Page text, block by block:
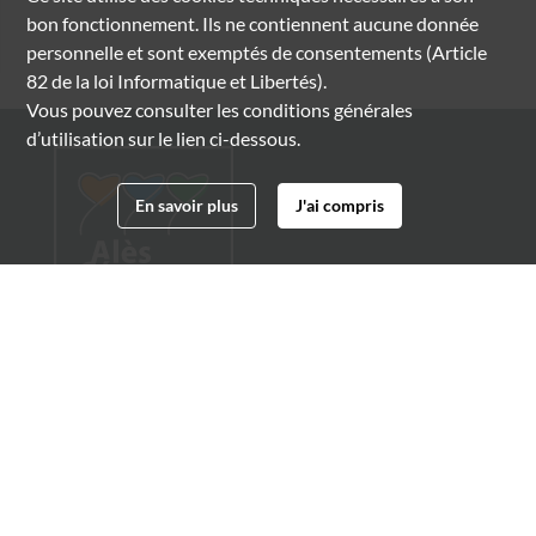
bon fonctionnement. Ils ne contiennent aucune donnée
personnelle et sont exemptés de consentements (Article
82 de la loi Informatique et Libertés).
Vous pouvez consulter les conditions générales
d’utilisation sur le lien ci-dessous.
En savoir plus J'ai compris